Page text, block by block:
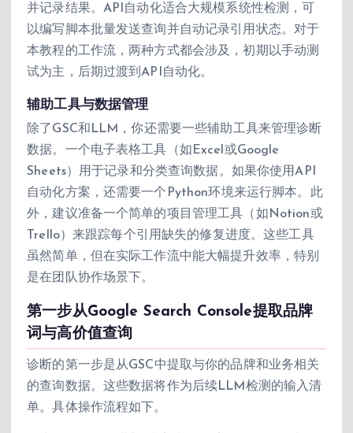
并记录结果。API自动化适合大规模系统性检测，可
以编写脚本批量发送查询并自动记录引用状态。对于
本教程的工作流，两种方式都会涉及，初期以手动测
试为主，后期过渡到API自动化。
辅助工具与数据管理
除了GSC和LLM，你还需要一些辅助工具来管理诊断
数据。一个电子表格工具（如Excel或Google
Sheets）用于记录和分类查询数据。如果你使用API
自动化方案，还需要一个Python环境来运行脚本。此
外，建议准备一个简单的项目管理工具（如Notion或
Trello）来跟踪每个引用缺失的修复进度。这些工具
虽然简单，但在实际工作流中能大幅提升效率，特别
是在团队协作场景下。
第一步从Google Search Console提取品牌
词与高价值查询
诊断的第一步是从GSC中提取与你的品牌和业务相关
的查询数据。这些数据将作为后续LLM检测的输入清
单。具体操作流程如下。